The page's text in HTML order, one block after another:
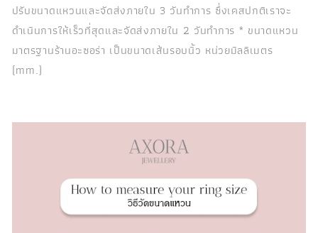
ปรับขนาดแหวนและจัดส่งภายใน 3 วันทำการ ซึ่งเคสปกติเราจะ
ดำเนินการให้เร็วที่สุดและจัดส่งภายใน 2 วันทำการ * ขนาดแหวน
มาตรฐานร้านอะซอร่า เป็นขนาดเส้นรอบนิ้ว หน่วยมิลลิเมตร
(mm.)